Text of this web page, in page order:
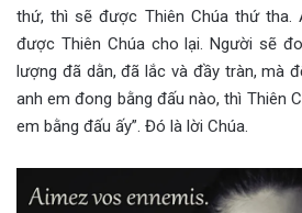
thứ, thì sẽ được Thiên Chúa thứ tha.
được Thiên Chúa cho lại. Người sẽ
lượng đã dằn, đã lắc và đầy tràn, mà
anh em đong bằng đấu nào, thì Thiên
em bằng đấu ấy”. Đó là lời Chúa.